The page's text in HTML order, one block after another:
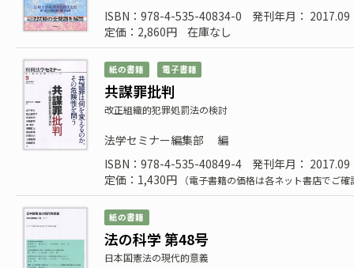
ISBN：978-4-535-40834-0
発刊年月： 2017.09
定価：2,860円
在庫なし
紙の書籍 電子書籍
共謀罪批判
改正組織的犯罪処罰法の検討
法学セミナー編集部
編
ISBN：978-4-535-40849-4
発刊年月： 2017.09
定価：1,430円
（電子書籍の価格は各ネット書店でご
紙の書籍
法の科学 第48号
日本国憲法の現代的意義